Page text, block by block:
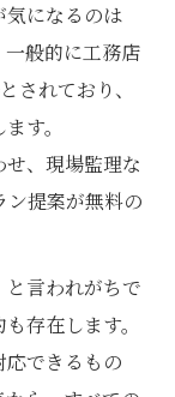
とは
を紹介
は
由度
よう
理由
法
ット
のポイント
気になるのは
一般的に工務店
されており、
す。
、現場監理な
ン提案が無料の
言われがちで
存在します。
できるもの